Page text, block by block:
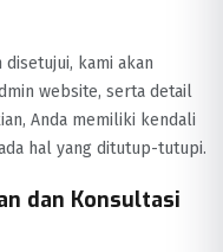
kami akan
website, serta detail
Anda memiliki kendali
hal yang ditutup-tutupi.
dan Konsultasi